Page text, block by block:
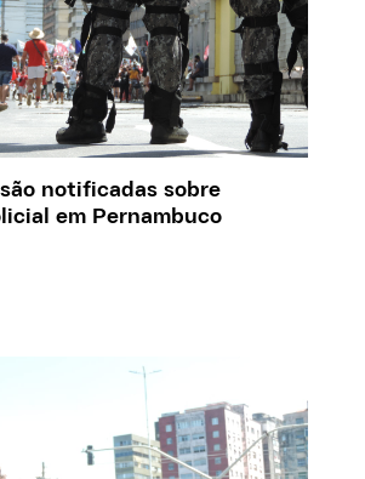
são notificadas sobre
em Pernambuco